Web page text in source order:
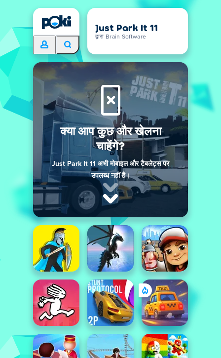
Just Park It 11
द्वारा Brain Software
क्या आप कुछ और खेलना
चाहेंगे?
Just Park It 11 अभी मोबाइल और टैबलेट्स पर
उपलब्ध नहीं है।